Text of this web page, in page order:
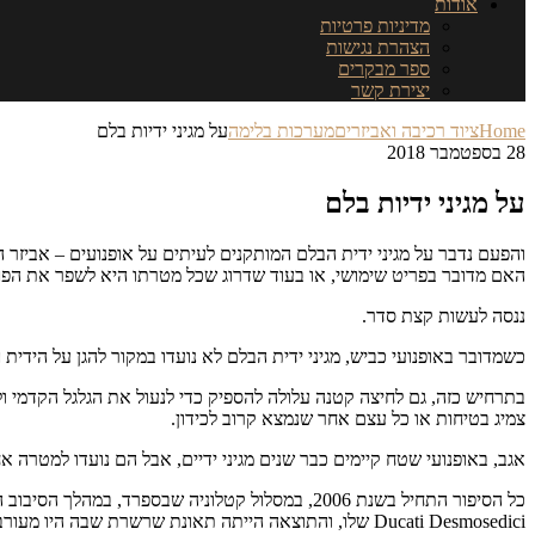
מדיניות פרטיות
הצהרת נגישות
ספר מבקרים
יצירת קשר
Homeציוד רכיבה ואביזריםמערכות בלימהעל מגיני ידיות בלם
28 בספטמבר 2018
על מגיני ידיות בלם
האם מדובר בפריט שימושי, או בעוד שדרוג שכל מטרתו היא לשפר את
ננסה לעשות קצת סדר.
כשמדובר באופנועי כביש, מגיני ידית הבלם לא נועדו במקור להגן על
בתרחיש כזה, גם לחיצה קטנה עלולה להספיק כדי לנעול את הגלגל
צמיג בטיחות או כל עצם אחר שנמצא קרוב לכידון.
אגב, באופנועי שטח קיימים כבר שנים מגיני ידיים, אבל הם נועדו למטרה
Ducati Desmosedici שלו, והתוצאה הייתה תאונת שרשרת שבה היו מעורבים גם דני פדרוסה, רנדי דה פונייה ומרקו מלנדרי.